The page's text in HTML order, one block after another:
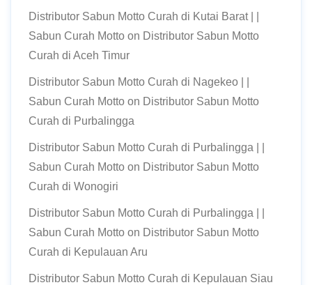
Distributor Sabun Motto Curah di Kutai Barat | |
Sabun Curah Motto on Distributor Sabun Motto
Curah di Aceh Timur
Distributor Sabun Motto Curah di Nagekeo | |
Sabun Curah Motto on Distributor Sabun Motto
Curah di Purbalingga
Distributor Sabun Motto Curah di Purbalingga | |
Sabun Curah Motto on Distributor Sabun Motto
Curah di Wonogiri
Distributor Sabun Motto Curah di Purbalingga | |
Sabun Curah Motto on Distributor Sabun Motto
Curah di Kepulauan Aru
Distributor Sabun Motto Curah di Kepulauan Siau